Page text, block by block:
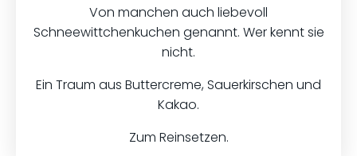
Von manchen auch liebevoll
Schneewittchenkuchen genannt. Wer kennt sie
nicht.
Ein Traum aus Buttercreme, Sauerkirschen und
Kakao.
Zum Reinsetzen.